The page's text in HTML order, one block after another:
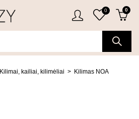
0 0
Kilimai, kailiai, kilimėliai
Kilimas NOA